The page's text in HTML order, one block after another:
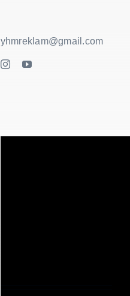
yhmreklam@gmail.com